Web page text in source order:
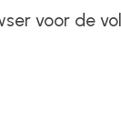
voor de